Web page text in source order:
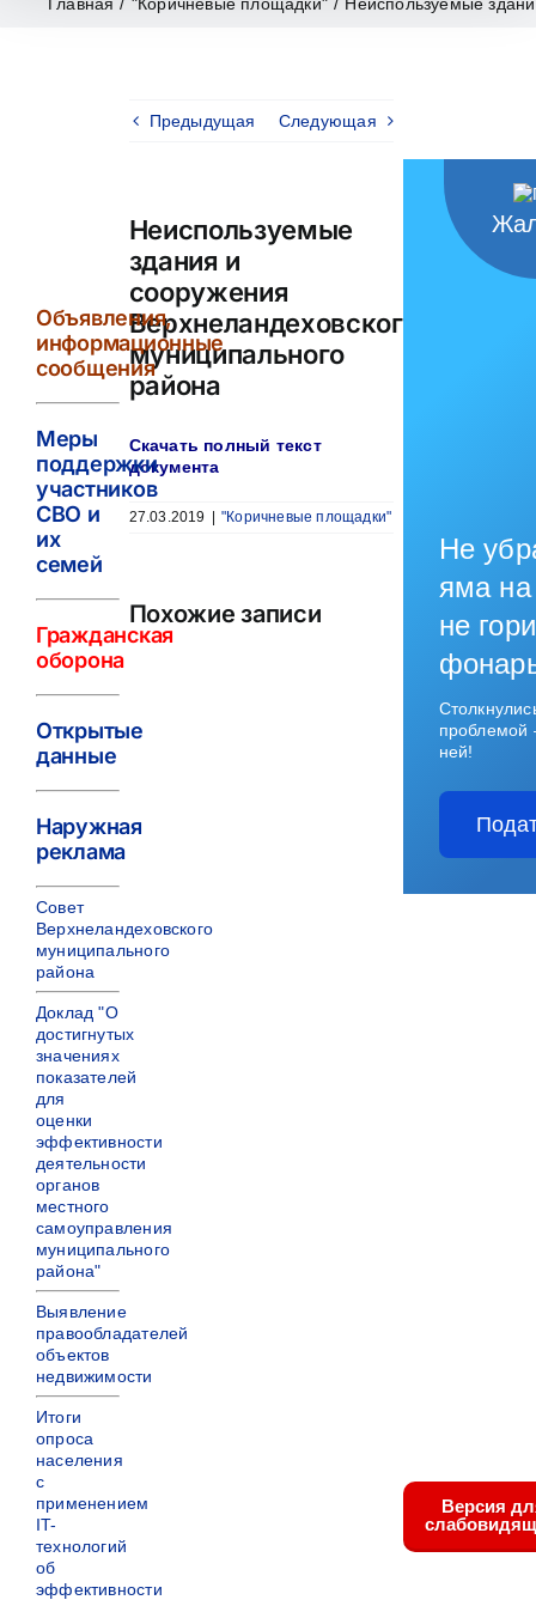
Предыдущая Следующая
Неиспользуемые
здания и
сооружения
Верхнеландеховского
муниципального
района
Скачать полный текст
документа
27.03.2019 "Коричневые площадки"
Похожие записи
Объявления,
информационные
сообщения
Меры
поддержки
участников
СВО и
их
семей
Гражданская
оборона
Открытые
данные
Наружная
реклама
Совет
Верхнеландеховского
муниципального
района
Доклад "О
достигнутых
значениях
показателей
для
оценки
эффективности
деятельности
органов
местного
самоуправления
муниципального
района"
Выявление
правообладателей
объектов
недвижимости
Итоги
опроса
населения
с
применением
IT-
технологий
об
эффективности
Не
яма на
не
ней!
Версия